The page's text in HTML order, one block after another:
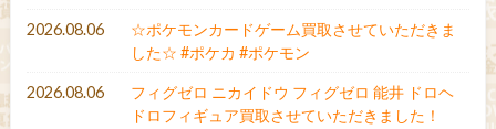
2026.08.06
☆ポケモンカードゲーム買取させていただきま
した☆ #ポケカ #ポケモン
2026.08.06
フィグゼロ ニカイドウ フィグゼロ 能井 ドロヘ
ドロフィギュア買取させていただきました！